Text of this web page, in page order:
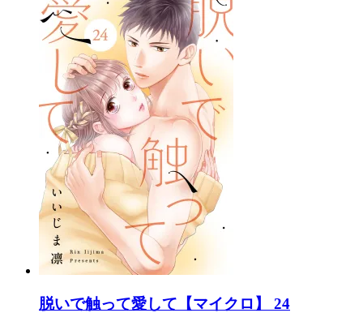
脱いで触って愛して【マイクロ】 24